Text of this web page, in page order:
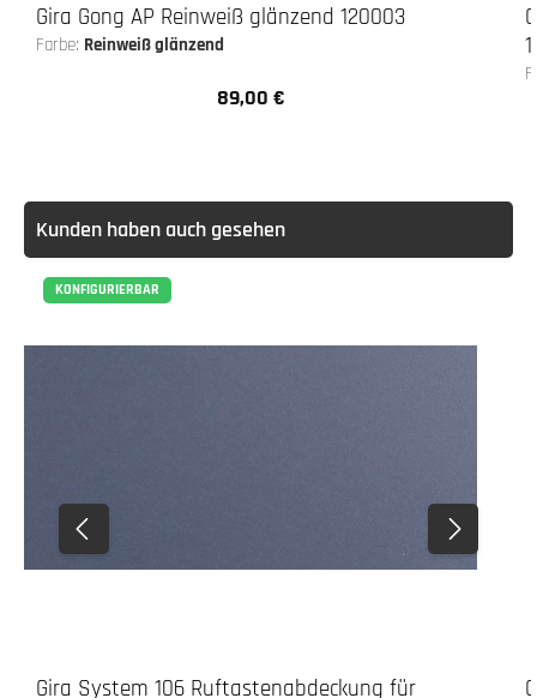
Gira Gong AP Reinweiß glänzend 120003
Farbe: Reinweiß glänzend
Regulärer Preis:
89,00 €
Kunden haben auch gesehen
KONFIGURIERBAR
Gira System 106 Ruftastenabdeckung für